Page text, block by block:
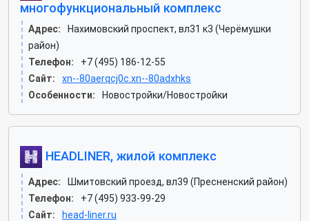
многофункциональный комплекс
Адрес:
Нахимовский проспект, вл31 к3 (Черёмушки
район)
Телефон:
+7 (495) 186-12-55
Сайт:
xn--80aerqcj0c.xn--80adxhks
Особенности:
Новостройки/Новостройки
HEADLINER, жилой комплекс
Адрес:
Шмитовский проезд, вл39 (Пресненский район)
Телефон:
+7 (495) 933-99-29
Сайт:
head-liner.ru